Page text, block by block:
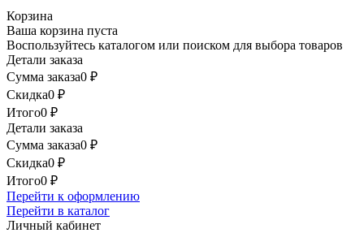
Корзина
Ваша корзина пуста
Воспользуйтесь каталогом или поиском для выбора товаров
Детали заказа
Сумма заказа0 ₽
Скидка0 ₽
Итого0 ₽
Детали заказа
Сумма заказа0 ₽
Скидка0 ₽
Итого0 ₽
Перейти к оформлению
Перейти в каталог
Личный кабинет